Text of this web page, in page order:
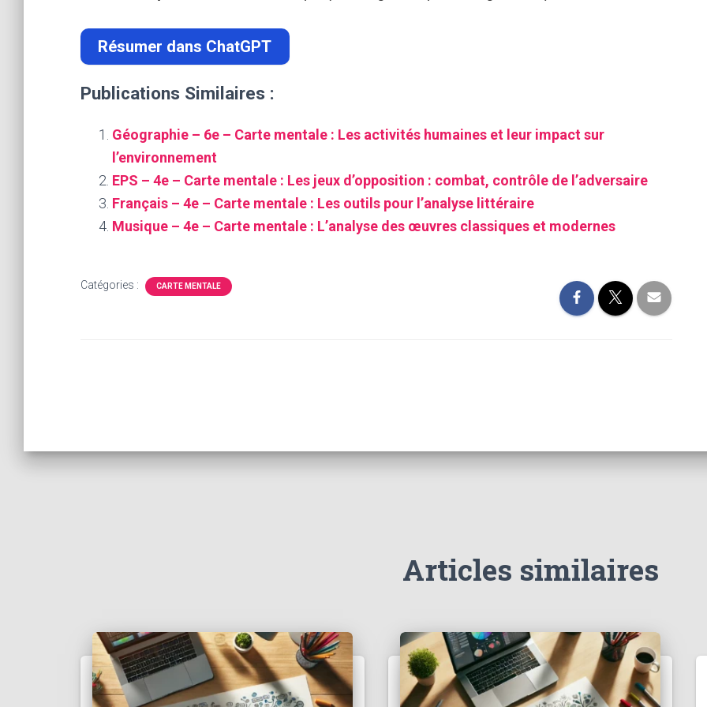
Résumer dans ChatGPT
Publications Similaires :
Géographie – 6e – Carte mentale : Les activités humaines et leur impact sur
l’environnement
EPS – 4e – Carte mentale : Les jeux d’opposition : combat, contrôle de l’adversaire
Français – 4e – Carte mentale : Les outils pour l’analyse littéraire
Musique – 4e – Carte mentale : L’analyse des œuvres classiques et modernes
Catégories : CARTE MENTALE
Articles similaires